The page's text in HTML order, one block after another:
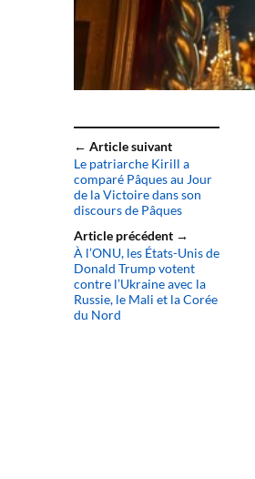
← Article suivant
Le patriarche Kirill a
comparé Pâques au Jour
de la Victoire dans son
discours de Pâques
Article précédent →
À l’ONU, les États-Unis de
Donald Trump votent
contre l’Ukraine avec la
Russie, le Mali et la Corée
du Nord